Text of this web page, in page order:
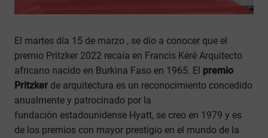
El martes día 15 de marzo , se dio a conocer que el
premio Pritzker 2022 recaía en Francis Kéré Arquitecto
africano nacido en Burkina Faso en 1965. El premio
Pritzker de arquitectura es un reconocimiento concedido
anualmente y patrocinado por la
fundación estadounidense Hyatt, se creo en 1979 y es
de los premios con mayor prestigio en el mundo de la